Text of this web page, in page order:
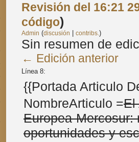
Revisión del 16:21
código)
Admin (discusión contribs.)
Sin resumen de
← Edición anterior
Línea 8:
{{Portada Articulo
NombreArticulo =El
Europea-Mercosur:
oportunidades y